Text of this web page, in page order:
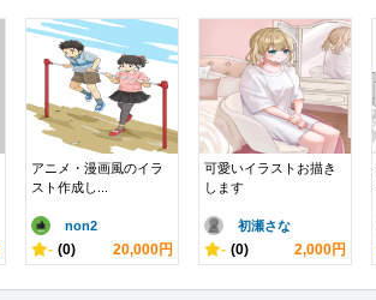
アニメ・漫画風のイラ
スト作成し...
non2
- (0) 20,000円
可愛いイラストお描き
します
初瀬さな
- (0) 2,000円